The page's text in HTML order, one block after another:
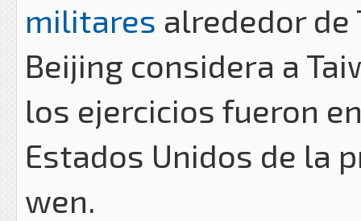
militares alrededor de
Beijing considera a
los ejercicios fueron
Estados Unidos de la
wen.